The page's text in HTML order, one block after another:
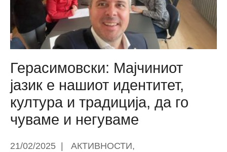
24/7
за
пензионерите
Герасимовски: Мајчиниот
јазик е нашиот идентитет,
култура и традиција, да го
чуваме и негуваме
21/02/2025 АКТИВНОСТИ,